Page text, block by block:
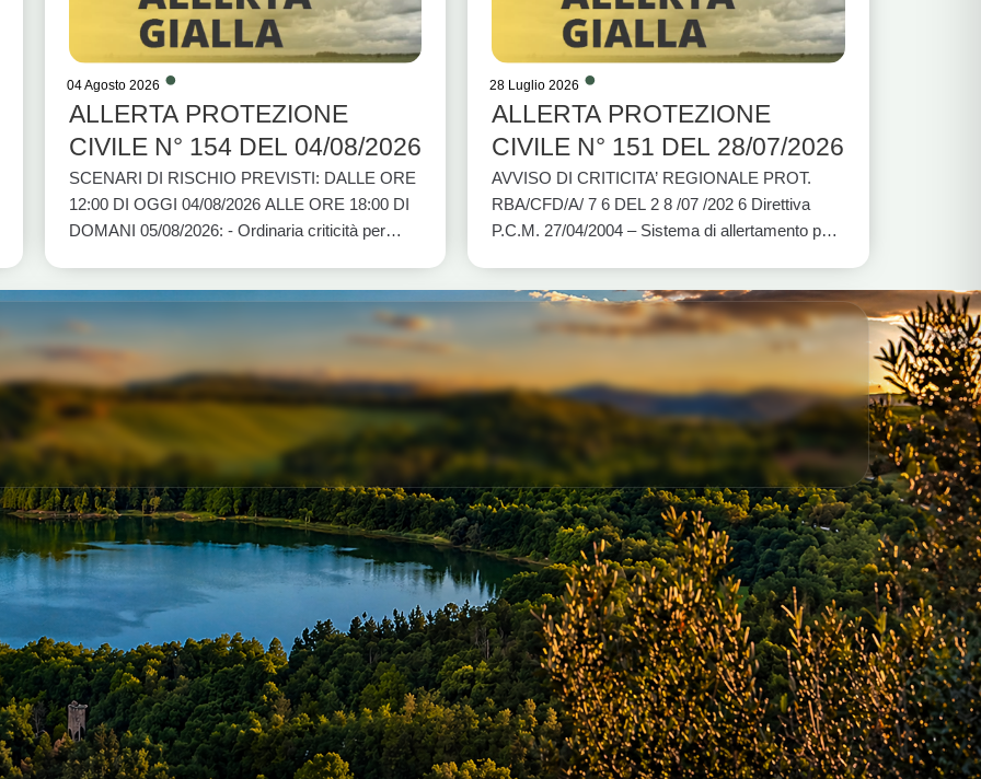
04 Agosto 2026
ALLERTA PROTEZIONE
CIVILE N° 154 DEL 04/08/2026
SCENARI DI RISCHIO PREVISTI: DALLE ORE
12:00 DI OGGI 04/08/2026 ALLE ORE 18:00 DI
DOMANI 05/08/2026: - Ordinaria criticità per
28 Luglio 2026
ALLERTA PROTEZIONE
CIVILE N° 151 DEL 28/07/2026
AVVISO DI CRITICITA’ REGIONALE PROT.
RBA/CFD/A/ 7 6 DEL 2 8 /07 /202 6 Direttiva
P.C.M. 27/04/2004 – Sistema di allertamento per
OGGI 28/07/2026 ALLE ORE 18:00 DI OGGI
28/07/2026